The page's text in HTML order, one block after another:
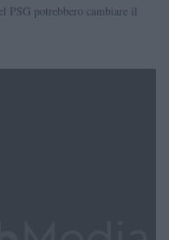
PSG potrebbero cambiare il